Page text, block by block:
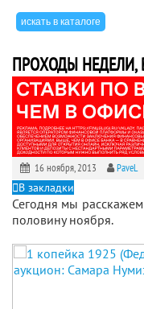
ПРОХОДЫ НЕДЕЛИ,
16 ноября, 2013 PaveL
В закладки
Сегодня мы
половину ноября.